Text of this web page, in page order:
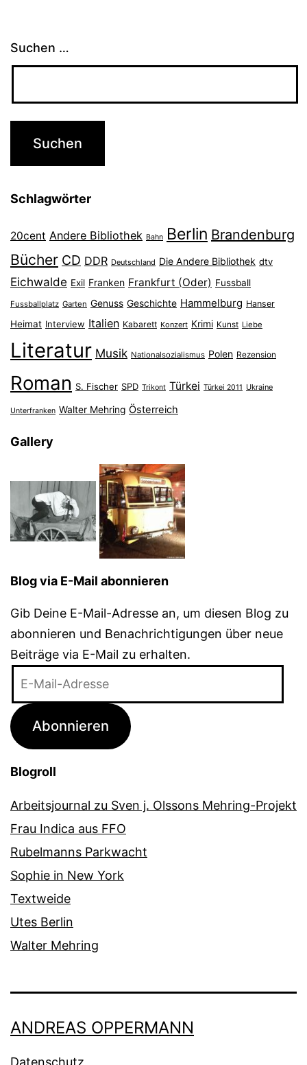
Suchen …
Schlagwörter
20cent Andere Bibliothek Bahn Berlin Brandenburg
Bücher CD DDR Deutschland Die Andere Bibliothek dtv
Eichwalde Exil Franken Frankfurt (Oder) Fussball
Fussballplatz Garten Genuss Geschichte Hammelburg Hanser
Heimat Interview Italien Kabarett Konzert Krimi Kunst Liebe
Literatur Musik Nationalsozialismus Polen Rezension
Roman S. Fischer SPD Trikont Türkei Türkei 2011 Ukraine
Unterfranken Walter Mehring Österreich
Gallery
Blog via E-Mail abonnieren
Gib Deine E-Mail-Adresse an, um diesen Blog zu
abonnieren und Benachrichtigungen über neue
Beiträge via E-Mail zu erhalten.
Adresse
Abonnieren
Blogroll
Arbeitsjournal zu Sven j. Olssons Mehring-Projekt
Frau Indica aus FFO
Rubelmanns Parkwacht
Sophie in New York
Textweide
Utes Berlin
Walter Mehring
ANDREAS OPPERMANN
Datenschutz